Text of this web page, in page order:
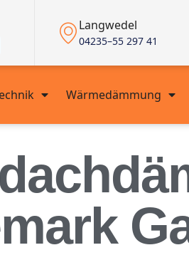
Langwedel
04235–55 297 41
Wärmedämmung